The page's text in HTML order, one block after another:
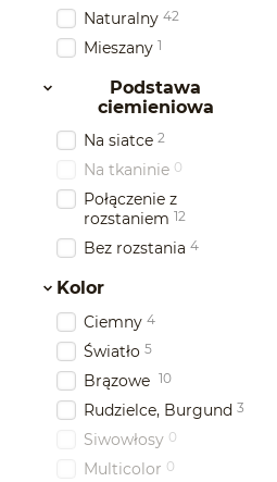
Naturalny 42
Mieszany 1
Podstawa
ciemieniowa
Na siatce 2
Na tkaninie 0
Połączenie z
rozstaniem 12
Bez rozstania 4
Kolor
Ciemny 4
Światło 5
Brązowe 10
Rudzielce, Burgund 3
Siwowłosy 0
Multicolor 0